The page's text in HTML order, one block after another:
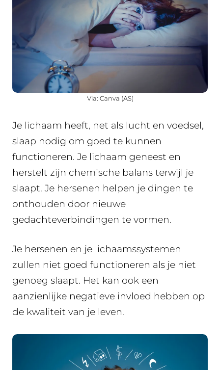
Via: Canva (AS)
Je lichaam heeft, net als lucht en voedsel,
slaap nodig om goed te kunnen
functioneren. Je lichaam geneest en
herstelt zijn chemische balans terwijl je
slaapt. Je hersenen helpen je dingen te
onthouden door nieuwe
gedachteverbindingen te vormen.
Je hersenen en je lichaamssystemen
zullen niet goed functioneren als je niet
genoeg slaapt. Het kan ook een
aanzienlijke negatieve invloed hebben op
de kwaliteit van je leven.